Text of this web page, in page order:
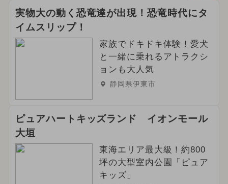
実物大の動く恐竜達が出現！恐竜時代にタ
イムスリップ！
家族でドキドキ体験！愛犬
と一緒に乗れるアトラクシ
ョンも大人気
静岡県伊東市
ピュアハートキッズランド イオンモール
大垣
東海エリア最大級！約800
坪の大型室内公園「ピュア
キッズ」